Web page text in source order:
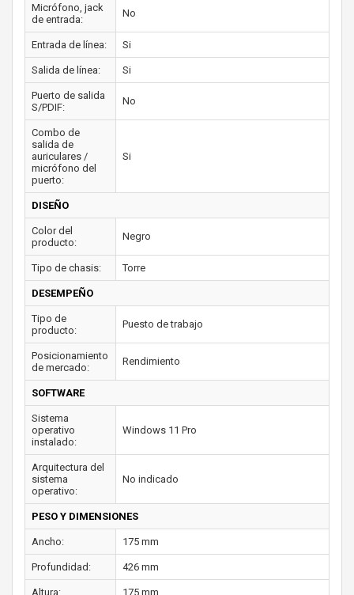
Micrófono, jack
de entrada:
No
Entrada de línea: Si
Salida de línea: Si
Puerto de salida
S/PDIF:
No
Combo de
salida de
auriculares /
micrófono del
puerto:
Si
DISEÑO
Color del
producto:
Negro
Tipo de chasis: Torre
DESEMPEÑO
Tipo de
producto:
Puesto de trabajo
Posicionamiento
de mercado:
Rendimiento
SOFTWARE
Sistema
operativo
instalado:
Windows 11 Pro
Arquitectura del
sistema
operativo:
No indicado
PESO Y DIMENSIONES
Ancho: 175 mm
Profundidad: 426 mm
Altura: 175 mm